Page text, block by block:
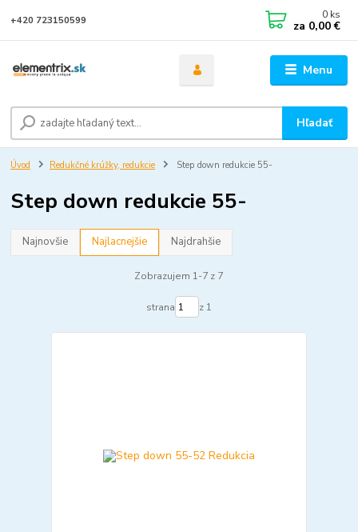
Menu
Hľadať
+420 723150599 0 ks
za 0,00 €
Úvod Redukčné krúžky, redukcie Step down redukcie 55-
Step down redukcie 55-
Najnovšie Najlacnejšie Najdrahšie
Zobrazujem 1-7 z 7
strana z 1